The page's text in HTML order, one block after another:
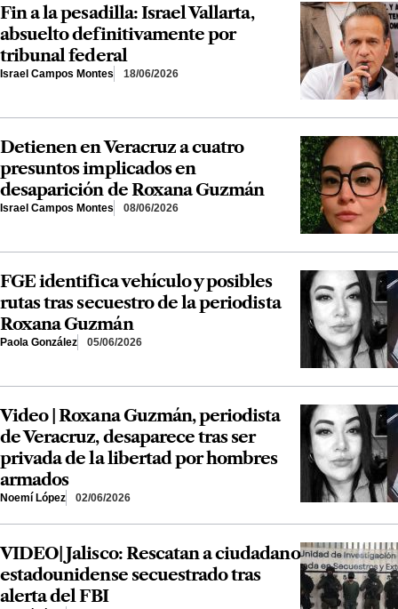
Fin a la pesadilla: Israel Vallarta,
absuelto definitivamente por
tribunal federal
Israel Campos Montes 18/06/2026
Detienen en Veracruz a cuatro
presuntos implicados en
desaparición de Roxana Guzmán
Israel Campos Montes 08/06/2026
FGE identifica vehículo y posibles
rutas tras secuestro de la periodista
Roxana Guzmán
Paola González 05/06/2026
Video | Roxana Guzmán, periodista
de Veracruz, desaparece tras ser
privada de la libertad por hombres
armados
Noemí López 02/06/2026
VIDEO| Jalisco: Rescatan a ciudadano
estadounidense secuestrado tras
alerta del FBI